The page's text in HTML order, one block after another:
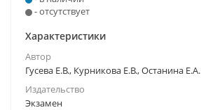
- отсутствует
Характеристики
Автор
Гусева Е.В., Курникова Е.В., Останина Е.А.
Издательство
Экзамен